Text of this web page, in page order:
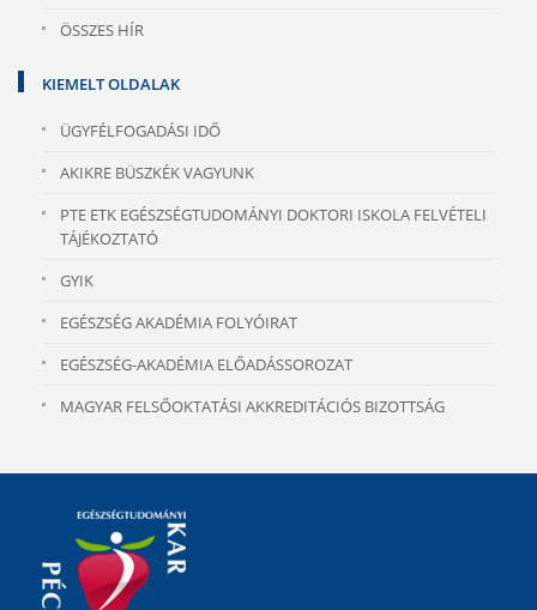
ÖSSZES HÍR
KIEMELT OLDALAK
ÜGYFÉLFOGADÁSI IDŐ
AKIKRE BÜSZKÉK VAGYUNK
PTE ETK EGÉSZSÉGTUDOMÁNYI DOKTORI ISKOLA FELVÉTELI
TÁJÉKOZTATÓ
GYIK
EGÉSZSÉG AKADÉMIA FOLYÓIRAT
EGÉSZSÉG-AKADÉMIA ELŐADÁSSOROZAT
MAGYAR FELSŐOKTATÁSI AKKREDITÁCIÓS BIZOTTSÁG